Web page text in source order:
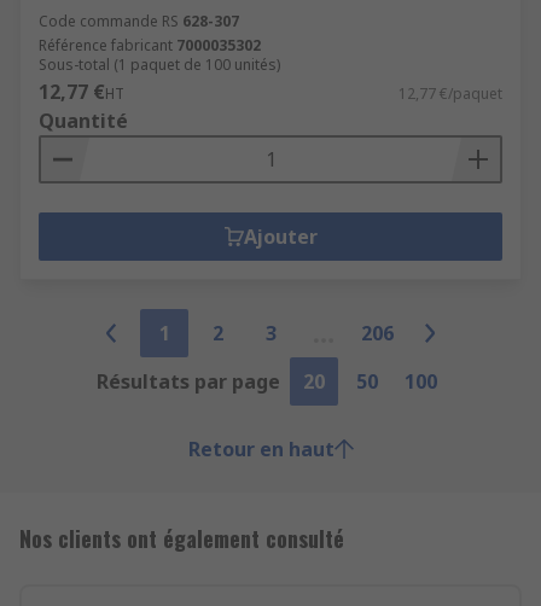
Code commande RS 628-307
Référence fabricant 7000035302
Sous-total (1 paquet de 100 unités)
12,77 €HT 12,77 €/paquet
Quantité
Ajouter
1 2 3
206
Résultats par page
20 50 100
Retour en haut
Nos clients ont également consulté